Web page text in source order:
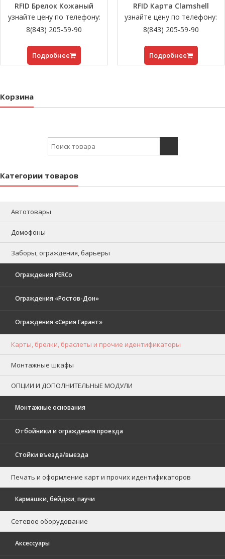
RFID Брелок Кожаный
узнайте цену по телефону:
8(843) 205-59-90
Подробнее
RFID Карта Clamshell
узнайте цену по телефону:
8(843) 205-59-90
Подробнее
Корзина
Search for:
Категории товаров
Автотовары
Домофоны
Заборы, ограждения, барьеры
Ограждения PERCo
Ограждения «Ростов-Дон»
Ограждения «Серия Гарант»
Карты, брелки, браслеты и прочие идентификаторы
Монтажные шкафы
ОПЦИИ И ДОПОЛНИТЕЛЬНЫЕ МОДУЛИ
Монтажные основания
Отбойники и ограждения проезда
Стойки въезда/выезда
Печать и оформление карт и прочих идентификаторов
Кармашки, бейджи, паучи
Сетевое оборудование
Аксессуары